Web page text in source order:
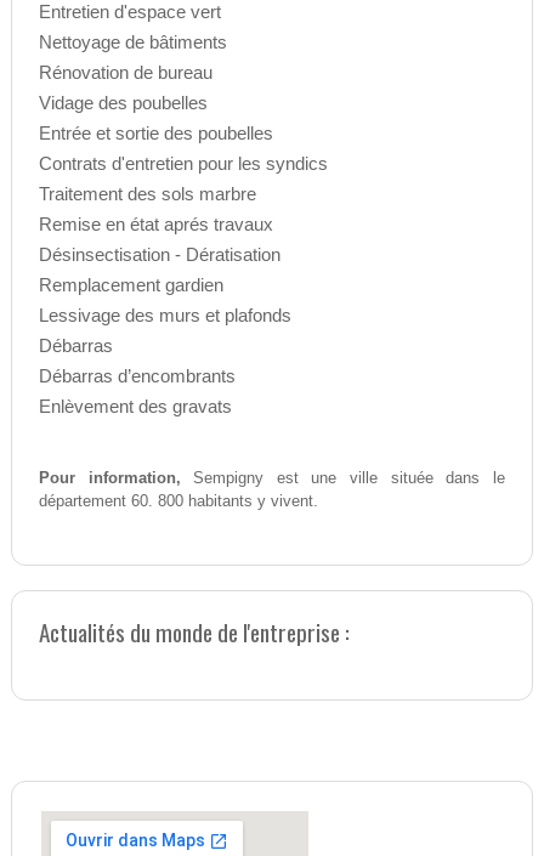
Entretien d'espace vert
Nettoyage de bâtiments
Rénovation de bureau
Vidage des poubelles
Entrée et sortie des poubelles
Contrats d'entretien pour les syndics
Traitement des sols marbre
Remise en état aprés travaux
Désinsectisation - Dératisation
Remplacement gardien
Lessivage des murs et plafonds
Débarras
Débarras d’encombrants
Enlèvement des gravats
Pour information, Sempigny est une ville située dans le
département 60. 800 habitants y vivent.
Actualités du monde de l'entreprise :